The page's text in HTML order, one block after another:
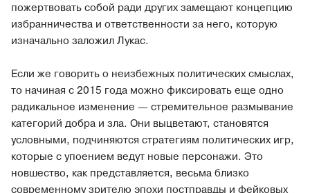
пожертвовать собой ради других замещают концепцию
избранничества и ответственности за него, которую
изначально заложил Лукас.
Если же говорить о неизбежных политических смыслах,
то начиная с 2015 года можно фиксировать еще одно
радикальное изменение — стремительное размывание
категорий добра и зла. Они выцветают, становятся
условными, подчиняются стратегиям политических игр,
которые с упоением ведут новые персонажи. Это
новшество, как представляется, весьма близко
современному зрителю эпохи постправды и фейковых